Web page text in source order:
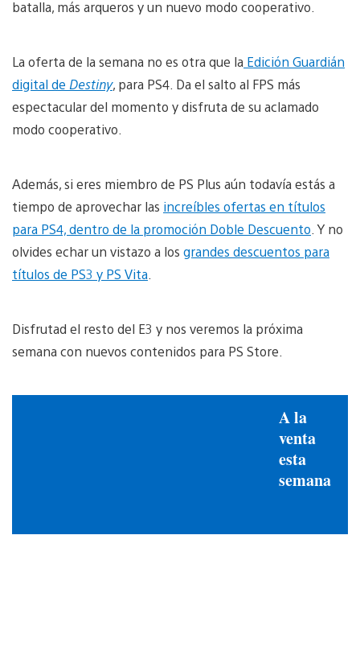
batalla, más arqueros y un nuevo modo cooperativo.
La oferta de la semana no es otra que la Edición Guardián
digital de Destiny, para PS4. Da el salto al FPS más
espectacular del momento y disfruta de su aclamado
modo cooperativo.
Además, si eres miembro de PS Plus aún todavía estás a
tiempo de aprovechar las increíbles ofertas en títulos
para PS4, dentro de la promoción Doble Descuento . Y no
olvides echar un vistazo a los grandes descuentos para
títulos de PS3 y PS Vita
Disfrutad el resto del E3 y nos veremos la próxima
semana con nuevos contenidos para PS Store.
A la
venta
esta
semana